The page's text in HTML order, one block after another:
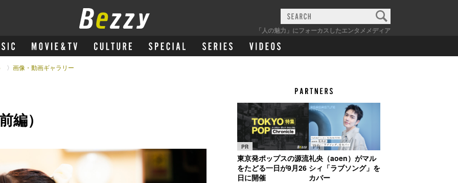
「人の魅力」にフォーカスしたエンタメメディア
画像・動画ギャラリー
編）
PR
東京発ポップスの源流
をたどる一日が9月26
日に開催
PR
礼央（aoen）がマル
シィ「ラブソング」を
カバー